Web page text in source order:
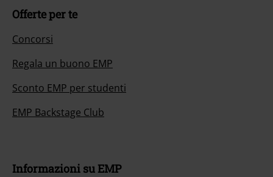
Offerte per te
Concorsi
Regala un buono EMP
Sconto EMP per studenti
EMP Backstage Club
Informazioni su EMP